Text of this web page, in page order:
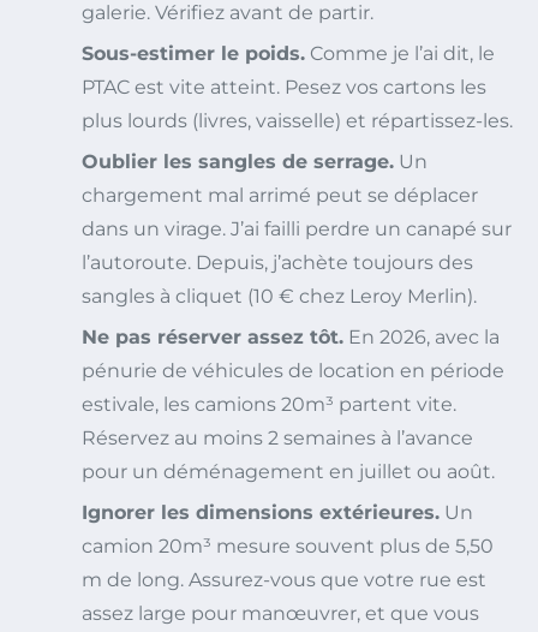
galerie. Vérifiez avant de partir.
Sous-estimer le poids. Comme je l’ai dit, le
PTAC est vite atteint. Pesez vos cartons les
plus lourds (livres, vaisselle) et répartissez-les.
Oublier les sangles de serrage. Un
chargement mal arrimé peut se déplacer
dans un virage. J’ai failli perdre un canapé sur
l’autoroute. Depuis, j’achète toujours des
sangles à cliquet (10 € chez Leroy Merlin).
Ne pas réserver assez tôt. En 2026, avec la
pénurie de véhicules de location en période
estivale, les camions 20m³ partent vite.
Réservez au moins 2 semaines à l’avance
pour un déménagement en juillet ou août.
Ignorer les dimensions extérieures. Un
camion 20m³ mesure souvent plus de 5,50
m de long. Assurez-vous que votre rue est
assez large pour manœuvrer, et que vous